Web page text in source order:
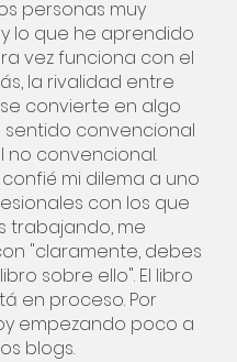
personas muy
lo que he aprendido
vez funciona con el
la rivalidad entre
convierte en algo
convencional
no convencional.
mi dilema a uno
con los que
trabajando, me
"claramente, debes
sobre ello". El libro
en proceso. Por
empezando poco a
blogs.